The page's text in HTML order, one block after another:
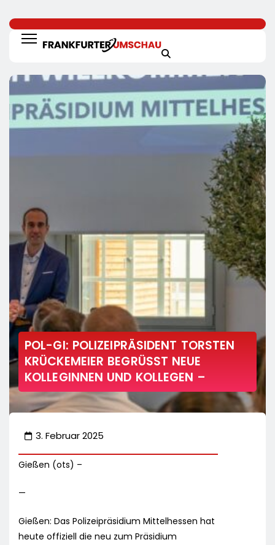
POL-GI: POLIZEIPRÄSIDENT TORSTEN
KRÜCKEMEIER BEGRÜSST NEUE K
OLLEGINNEN UND KOLLEGEN –
3. Februar 2025
Gießen (ots) –
—
Gießen: Das Polizeipräsidium Mittelhessen hat
heute offiziell die neu zum Präsidium